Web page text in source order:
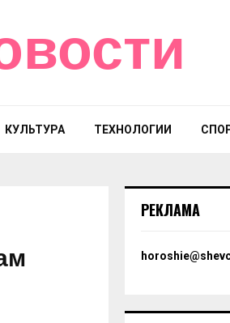
КУЛЬТУРА ТЕХНОЛОГИИ
РЕКЛАМА